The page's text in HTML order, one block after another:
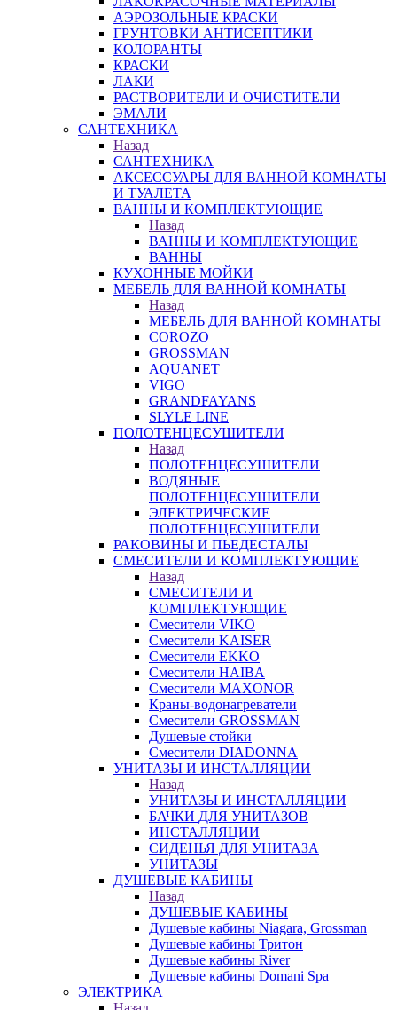
АЭРОЗОЛЬНЫЕ КРАСКИ
ГРУНТОВКИ АНТИСЕПТИКИ
КОЛОРАНТЫ
КРАСКИ
ЛАКИ
РАСТВОРИТЕЛИ И ОЧИСТИТЕЛИ
ЭМАЛИ
САНТЕХНИКА
Назад
САНТЕХНИКА
АКСЕССУАРЫ ДЛЯ ВАННОЙ КОМНАТЫ
И ТУАЛЕТА
ВАННЫ И КОМПЛЕКТУЮЩИЕ
Назад
ВАННЫ И КОМПЛЕКТУЮЩИЕ
ВАННЫ
КУХОННЫЕ МОЙКИ
МЕБЕЛЬ ДЛЯ ВАННОЙ КОМНАТЫ
Назад
МЕБЕЛЬ ДЛЯ ВАННОЙ КОМНАТЫ
COROZO
GROSSMAN
AQUANET
VIGO
GRANDFAYANS
SLYLE LINE
ПОЛОТЕНЦЕСУШИТЕЛИ
Назад
ПОЛОТЕНЦЕСУШИТЕЛИ
ВОДЯНЫЕ
ПОЛОТЕНЦЕСУШИТЕЛИ
ЭЛЕКТРИЧЕСКИЕ
ПОЛОТЕНЦЕСУШИТЕЛИ
РАКОВИНЫ И ПЬЕДЕСТАЛЫ
СМЕСИТЕЛИ И КОМПЛЕКТУЮЩИЕ
Назад
СМЕСИТЕЛИ И
КОМПЛЕКТУЮЩИЕ
Смесители VIKO
Смесители KAISER
Смесители EKKO
Смесители HAIBA
Смесители MAXONOR
Краны-водонагреватели
Смесители GROSSMAN
Душевые стойки
Смесители DIADONNA
УНИТАЗЫ И ИНСТАЛЛЯЦИИ
Назад
УНИТАЗЫ И ИНСТАЛЛЯЦИИ
БАЧКИ ДЛЯ УНИТАЗОВ
ИНСТАЛЛЯЦИИ
СИДЕНЬЯ ДЛЯ УНИТАЗА
УНИТАЗЫ
ДУШЕВЫЕ КАБИНЫ
Назад
ДУШЕВЫЕ КАБИНЫ
Душевые кабины Niagara, Grossman
Душевые кабины Тритон
Душевые кабины River
Душевые кабины Domani Spa
ЭЛЕКТРИКА